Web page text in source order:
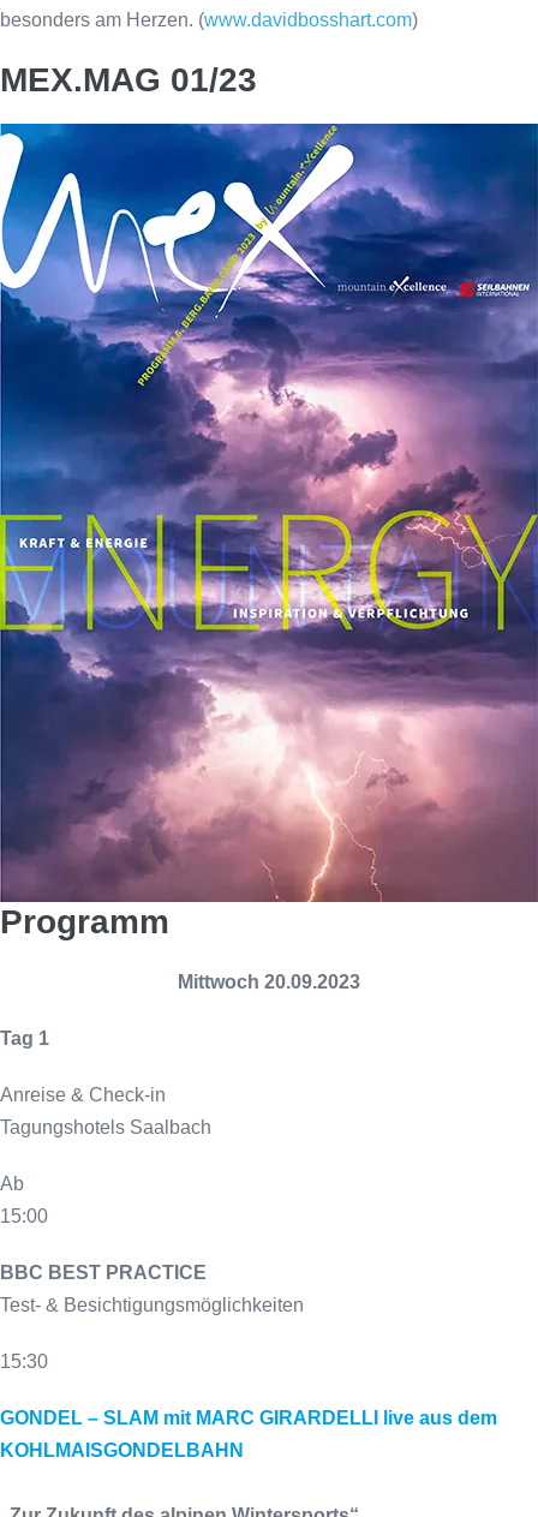
besonders am Herzen. (www.davidbosshart.com)
MEX.MAG 01/23
Programm
Mittwoch 20.09.2023
Tag 1
Anreise & Check-in
Tagungshotels Saalbach
Ab
15:00
BBC BEST PRACTICE
Test- & Besichtigungsmöglichkeiten
15:30
GONDEL – SLAM mit MARC GIRARDELLI live aus dem
KOHLMAISGONDELBAHN